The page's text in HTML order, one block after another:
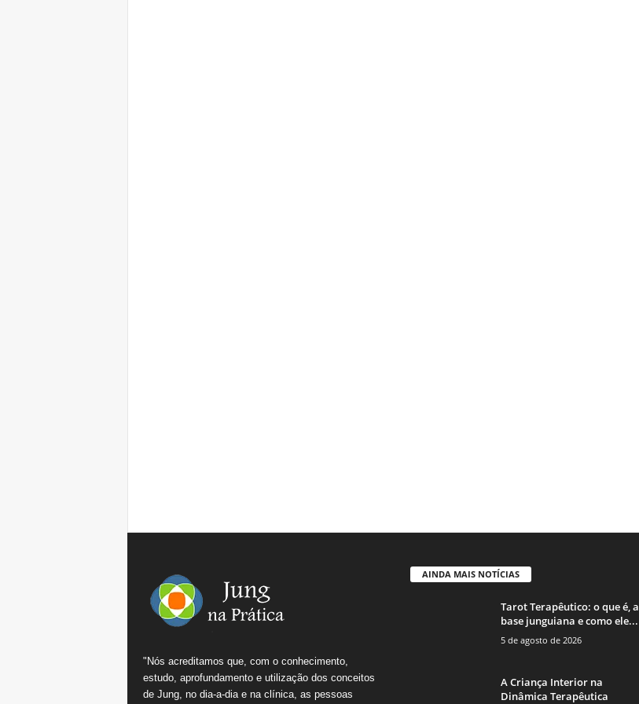
"Nós acreditamos que, com o conhecimento,
estudo, aprofundamento e utilização dos conceitos
de Jung, no dia-a-dia e na clínica, as pessoas
AINDA MAIS NOTÍCIAS
Tarot Terapêutico: o que é, a
base junguiana e como ele...
5 de agosto de 2026
A Criança Interior na
Dinâmica Terapêutica